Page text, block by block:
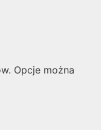
Opcje można